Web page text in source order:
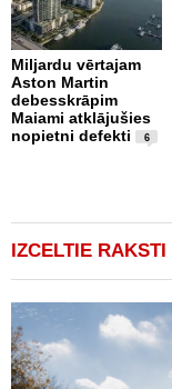
Miljardu vērtajam
Aston Martin
debesskrāpim
Maiami atklājušies
nopietni defekti
6
IZCELTIE RAKSTI